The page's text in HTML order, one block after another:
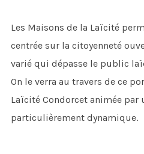
Les Maisons de la Laïcité
centrée sur la citoyenneté
varié qui dépasse le public
On le verra au travers de ce
Laïcité Condorcet animée par
particulièrement dynamique.